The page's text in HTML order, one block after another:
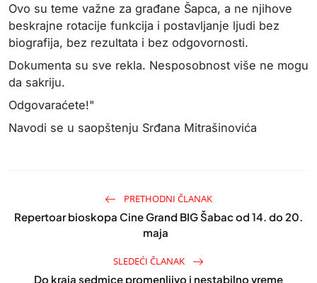
Ovo su teme važne za građane Šapca, a ne njihove
beskrajne rotacije funkcija i postavljanje ljudi bez
biografija, bez rezultata i bez odgovornosti.
Dokumenta su sve rekla. Nesposobnost više ne mogu
da sakriju.
Odgovaraćete!"
Navodi se u saopštenju Srđana Mitrašinovića
PRETHODNI ČLANAK
Repertoar bioskopa Cine Grand BIG Šabac od 14. do 20.
maja
SLEDEĆI ČLANAK
Do kraja sedmice promenljivo i nestabilno vreme